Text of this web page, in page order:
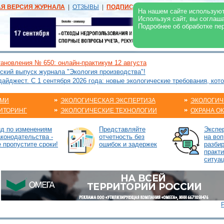
На нашем сайте
Используя сайт, вы
Подробнее об обработке
ВЕРСИЯ ЖУРНАЛА ОТЗЫВЫ ПОДПИСКА | В ЖУРНАЛЕ
№ 650: онлайн-практикум 12 августа
выпуск журнала "Экология производства"!
С 1 сентября 2026 года: новые экологические требования,
ЭКОЛОГИЧЕСКАЯ ЭКСПЕРТИЗА
ЭКОЛОГИЧЕСКИЕ ТЕХНОЛОГИИ
ОХРАНА
по изменениям
-
пропустите сроки!
Представляйте
отчетность без
ошибок и задержек
на